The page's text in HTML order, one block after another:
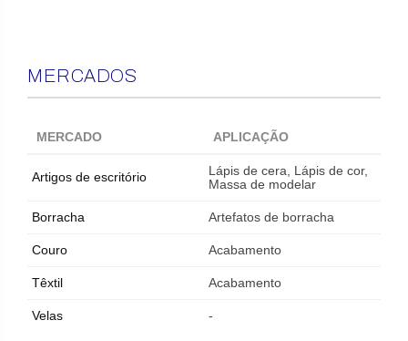
MERCADOS
MERCADO APLICAÇÃO
Artigos de escritório
Lápis de cera, Lápis de cor,
Massa de modelar
Borracha Artefatos de borracha
Couro Acabamento
Têxtil Acabamento
Velas -